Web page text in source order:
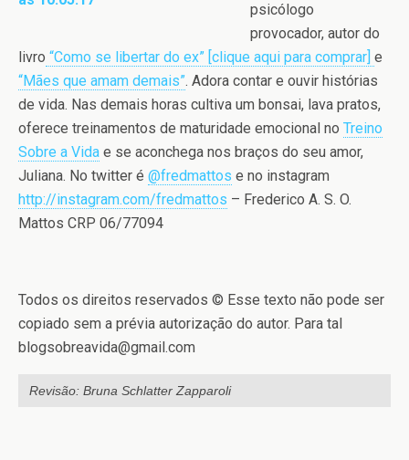
psicólogo
provocador, autor do
livro “Como se libertar do ex” [clique aqui para comprar] e
“Mães que amam demais”. Adora contar e ouvir histórias
de vida. Nas demais horas cultiva um bonsai, lava pratos,
oferece treinamentos de maturidade emocional no Treino
Sobre a Vida e se aconchega nos braços do seu amor,
Juliana. No twitter é @fredmattos e no instagram
http://instagram.com/fredmattos – Frederico A. S. O.
Mattos CRP 06/77094
Todos os direitos reservados © Esse texto não pode ser
copiado sem a prévia autorização do autor. Para tal
blogsobreavida@gmail.com
Revisão: Bruna Schlatter Zapparoli